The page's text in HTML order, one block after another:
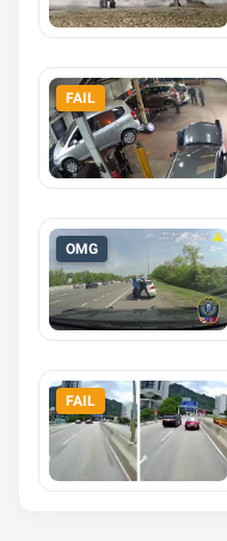
FAIL
OMG
FAIL